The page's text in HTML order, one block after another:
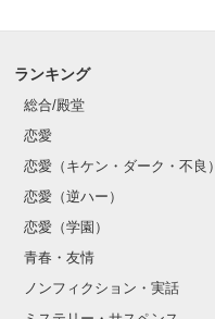
ランキング
総合/殿堂
恋愛
恋愛（キケン・ダーク・不良）
恋愛（逆ハー）
恋愛（学園）
青春・友情
ノンフィクション・実話